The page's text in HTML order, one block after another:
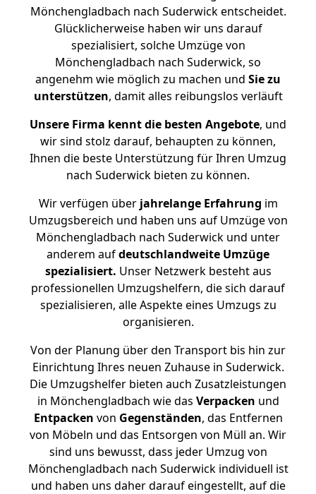
Mönchengladbach nach Suderwick entscheidet.
Glücklicherweise haben wir uns darauf
spezialisiert, solche Umzüge von
Mönchengladbach nach Suderwick, so
angenehm wie möglich zu machen und Sie zu
unterstützen, damit alles reibungslos verläuft
Unsere Firma kennt die besten Angebote, und
wir sind stolz darauf, behaupten zu können,
Ihnen die beste Unterstützung für Ihren Umzug
nach Suderwick bieten zu können.
Wir verfügen überjahrelange Erfahrung im
Umzugsbereich und haben uns auf Umzüge von
Mönchengladbach nach Suderwick und unter
anderem aufdeutschlandweite Umzüge
spezialisiert. Unser Netzwerk besteht aus
professionellen Umzugshelfern, die sich darauf
spezialisieren, alle Aspekte eines Umzugs zu
organisieren.
Von der Planung über den Transport bis hin zur
Einrichtung Ihres neuen Zuhause in Suderwick.
Die Umzugshelfer bieten auch Zusatzleistungen
in Mönchengladbach wie das Verpacken und
Entpacken von Gegenständen, das Entfernen
von Möbeln und das Entsorgen von Müll an. Wir
sind uns bewusst, dass jeder Umzug von
Mönchengladbach nach Suderwick individuell ist
und haben uns daher darauf eingestellt, auf die